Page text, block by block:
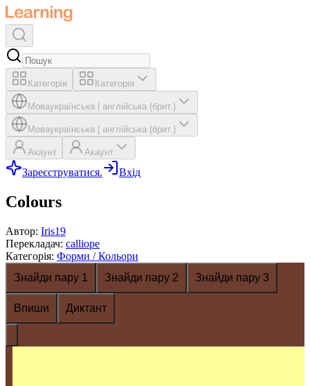
Категорія Категорія
Моваукраїнська англійська (брит.)
Моваукраїнська англійська (брит.)
Акаунт Акаунт
Зареєструватися. Вхід
Colours
Автор: Iris19
Перекладач: calliope
Категорія: Форми / Кольори
Знайди пару 1
Знайди пару 2 Знайди пару 3
Впиши Диктант